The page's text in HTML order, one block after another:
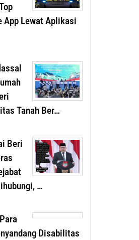
App Lewat Aplikasi
Tanah Ber…
Beri
…
Disabilitas